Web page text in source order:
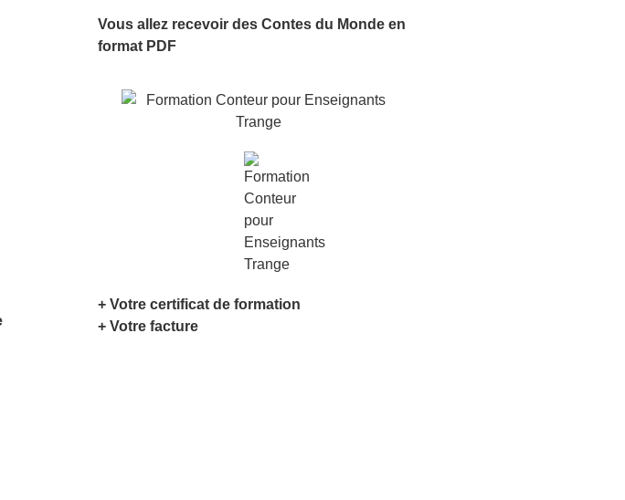
Vous allez recevoir des Contes du Monde en
format PDF
+ Votre certificat de formation
+ Votre facture